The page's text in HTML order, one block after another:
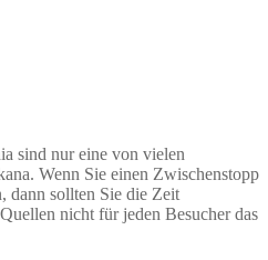
sind nur eine von vielen
Wenn Sie einen Zwischenstopp
dann sollten Sie die Zeit
nicht für jeden Besucher das